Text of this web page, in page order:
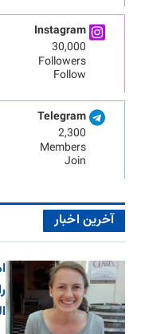
Instagram
30,000
Followers
Follow
Telegram
2,300
Members
Join
آخرین اخبار